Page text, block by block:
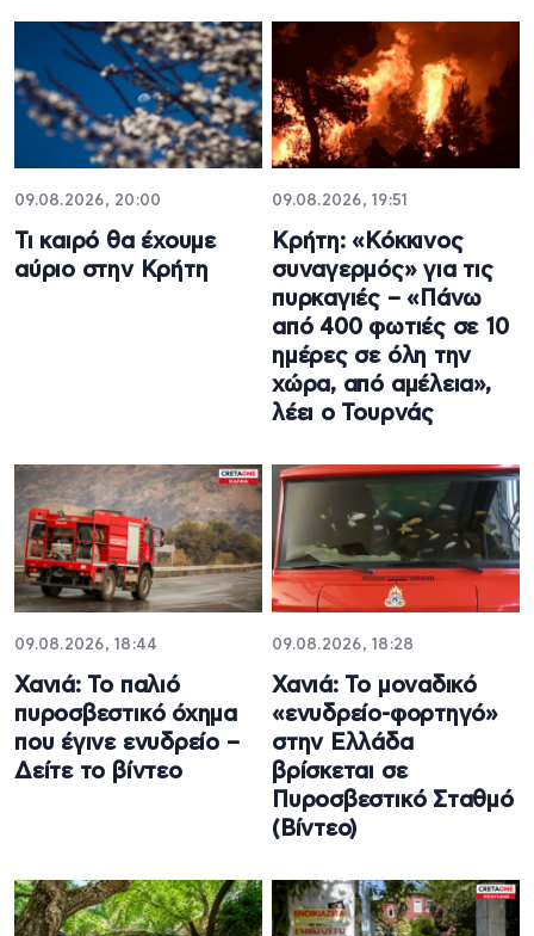
09.08.2026, 20:00
Τι καιρό θα έχουμε
αύριο στην Κρήτη
09.08.2026, 19:51
Κρήτη: «Κόκκινος
συναγερμός» για τις
πυρκαγιές – «Πάνω
από 400 φωτιές σε 10
ημέρες σε όλη την
χώρα, από αμέλεια»,
λέει ο Τουρνάς
09.08.2026, 18:44
Χανιά: Το παλιό
πυροσβεστικό όχημα
που έγινε ενυδρείο –
Δείτε το βίντεο
09.08.2026, 18:28
Χανιά: Το μοναδικό
«ενυδρείο-φορτηγό»
στην Ελλάδα
βρίσκεται σε
Πυροσβεστικό Σταθμό
(Βίντεο)